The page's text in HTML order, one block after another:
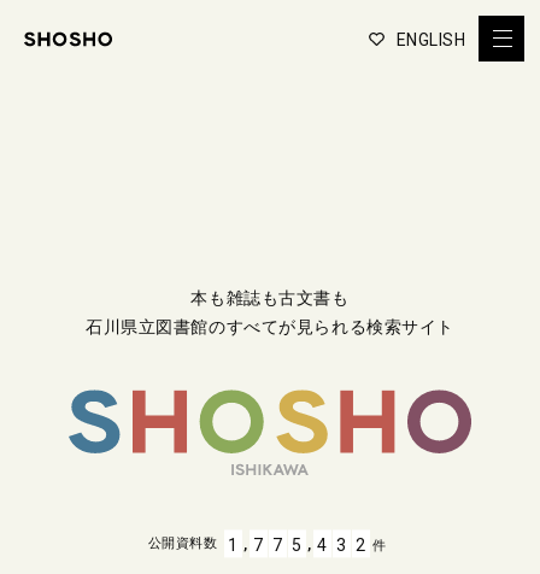
ENGLISH
本も雑誌も古文書も
石川県立図書館のすべてが見られる検索サイト
公開資料数 1 , 7 7 5 , 4 3 2 件